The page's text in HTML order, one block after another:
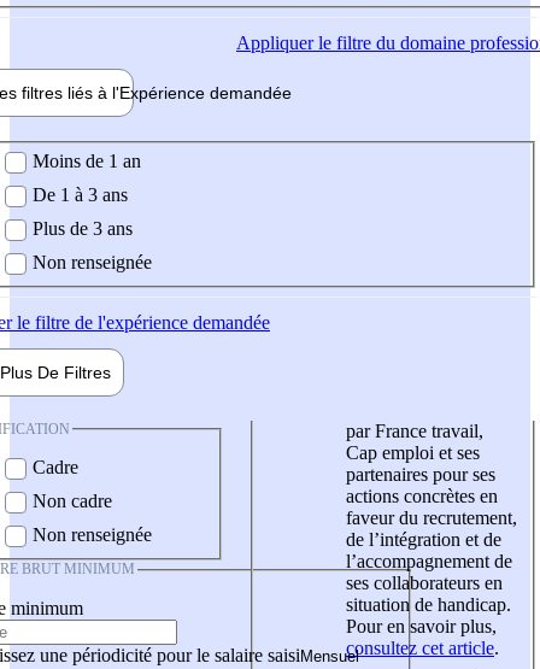
Appliquerle filtre du domaine
filtres liés à l'Expérience demandée
demandée
Moins de 1 an
De 1 à 3 ans
Plus de 3 ans
Non renseignée
le filtre de l'expérience demandée
Plus De Filtres
Cadre
Non cadre
Non renseignée
BRUT MINIMUM
minimum
une périodicité pour le salaire saisi
par France travail,
Cap emploi et ses
partenaires pour ses
actions concrètes en
faveur du recrutement,
de l’intégration et de
l’accompagnement de
ses collaborateurs en
situation de handicap.
Pour en savoir plus,
consultez cet article.